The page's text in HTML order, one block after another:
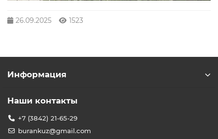
26.09.2025 1523
Информация
Наши контакты
+7 (3842) 21-65-29
burankuz@gmail.com